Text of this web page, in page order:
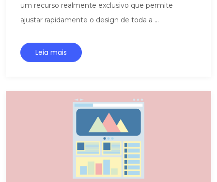
um recurso realmente exclusivo que permite
ajustar rapidamente o design de toda a ...
Leia mais